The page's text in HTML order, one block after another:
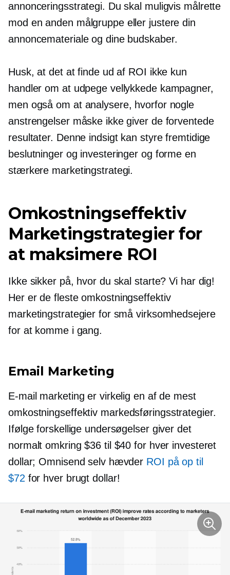
annonceringsstrategi. Du skal muligvis målrette
mod en anden målgruppe eller justere din
annoncemateriale og dine budskaber.
Husk, at det at finde ud af ROI ikke kun
handler om at udpege vellykkede kampagner,
men også om at analysere, hvorfor nogle
anstrengelser måske ikke giver de forventede
resultater. Denne indsigt kan styre fremtidige
beslutninger og investeringer og forme en
stærkere marketingstrategi.
Omkostningseffektiv
Marketingstrategier for
at maksimere ROI
Ikke sikker på, hvor du skal starte? Vi har dig!
Her er de flesteomkostningseffektiv
marketingstrategier for små virksomhedsejere
for at komme i gang.
Email Marketing
E-mail marketing er virkelig en af ​​de mest
omkostningseffektiv markedsføringsstrategier.
Ifølge forskellige undersøgelser giver det
normalt omkring $36 til $40 for hver investeret
dollar; Omnisend selv hævder ROI på op til
$72 for hver brugt dollar!